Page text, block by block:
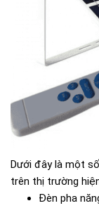
Dưới đây là một
trên thị trường
Đèn pha